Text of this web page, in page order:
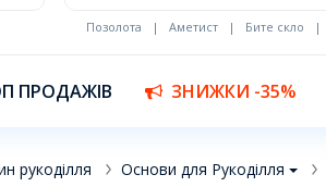
Позолота | Аметист | Бите скло |
ПРОДАЖІВ ЗНИЖКИ -35%
рукоділля Основи для Рукоділля